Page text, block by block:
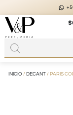
+56 9
$
INICIO / DECANT / PARIS